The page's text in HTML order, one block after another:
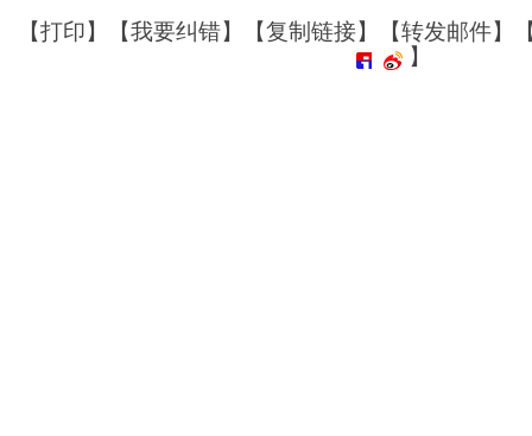
【打印】【我要纠错】【复制链接】【转发邮件】
】